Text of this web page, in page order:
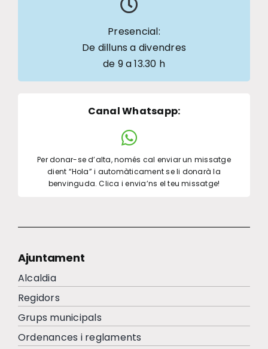
Presencial:
De dilluns a divendres
de 9 a 13.30 h
Canal Whatsapp:
Per donar-se d’alta, només cal enviar un missatge
dient “Hola” i automàticament se li donarà la
benvinguda. Clica i envia’ns el teu missatge!
Ajuntament
Alcaldia
Regidors
Grups municipals
Ordenances i reglaments